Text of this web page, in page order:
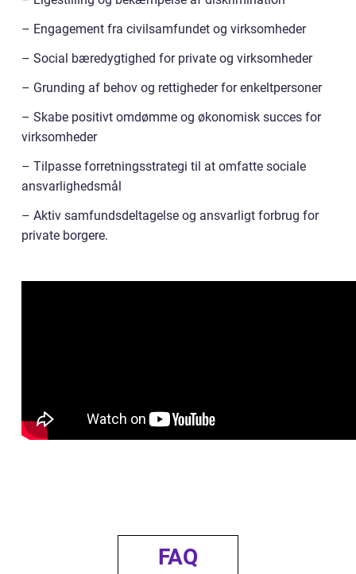
– Engagement fra civilsamfundet og virksomheder
– Social bæredygtighed for private og virksomheder
– Grunding af behov og rettigheder for enkeltpersoner
– Skabe positivt omdømme og økonomisk succes for
virksomheder
– Tilpasse forretningsstrategi til at omfatte sociale
ansvarlighedsmål
– Aktiv samfundsdeltagelse og ansvarligt forbrug for
private borgere.
FAQ